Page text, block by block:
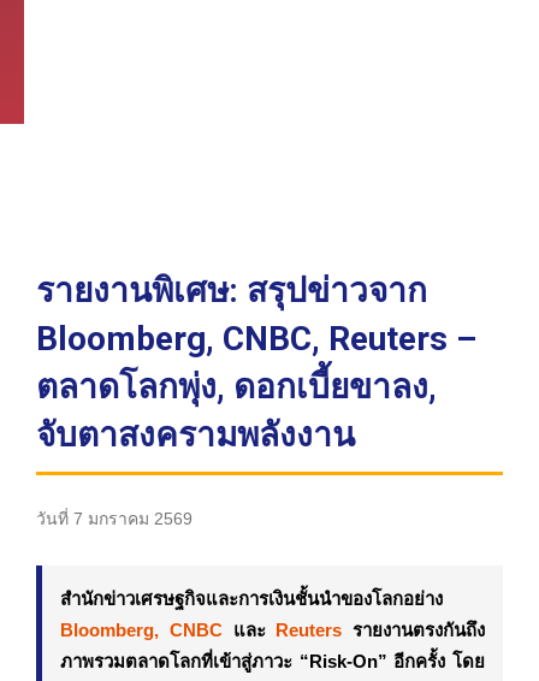
รายงานพิเศษ: สรุปข่าวจาก
Bloomberg, CNBC, Reuters –
ตลาดโลกพุ่ง, ดอกเบี้ยขาลง,
จับตาสงครามพลังงาน
วันที่ 7 มกราคม 2569
สำนักข่าวเศรษฐกิจและการเงินชั้นนำของโลกอย่าง
Bloomberg, CNBCและ Reuters รายงานตรงกันถึง
ภาพรวมตลาดโลกที่เข้าสู่ภาวะ “Risk-On” อีกครั้ง โดย